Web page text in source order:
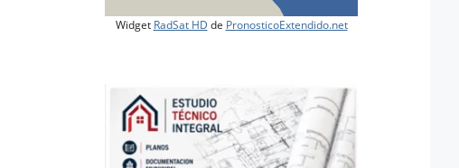
Widget RadSat HD de PronosticoExtendido.net